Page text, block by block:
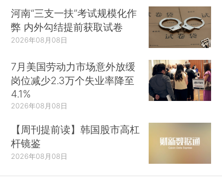
河南“三支一扶”考试规模化作
弊 内外勾结提前获取试卷
2026年08月08日
7月美国劳动力市场意外放缓
岗位减少2.3万个失业率降至
4.1%
2026年08月08日
【周刊提前读】韩国股市高杠
杆镜鉴
2026年08月08日